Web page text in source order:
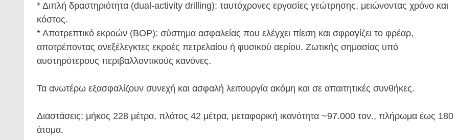
* Διπλή δραστηριότητα (dual-activity drilling): ταυτόχρονες εργασίες γεώτρησης, μειώνοντας χρόνο και
κόστος.
* Αποτρεπτικό εκροών (BOP): σύστημα ασφαλείας που ελέγχει πίεση και σφραγίζει το φρέαρ,
αποτρέποντας ανεξέλεγκτες εκροές πετρελαίου ή φυσικού αερίου. Ζωτικής σημασίας υπό
αυστηρότερους περιβαλλοντικούς κανόνες.
Τα ανωτέρω εξασφαλίζουν συνεχή και ασφαλή λειτουργία ακόμη και σε απαιτητικές συνθήκες.
Διαστάσεις: μήκος 228 μέτρα, πλάτος 42 μέτρα, μεταφορική ικανότητα ~97.000 τον., πλήρωμα έως 180
άτομα.